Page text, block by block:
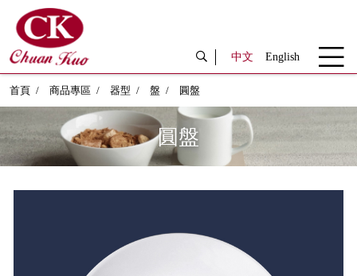
中文 English
首頁 商品專區 器型 盤 圓盤
圓盤